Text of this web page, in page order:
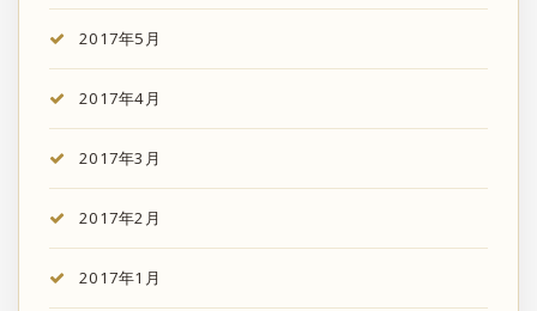
2017年5月
2017年4月
2017年3月
2017年2月
2017年1月